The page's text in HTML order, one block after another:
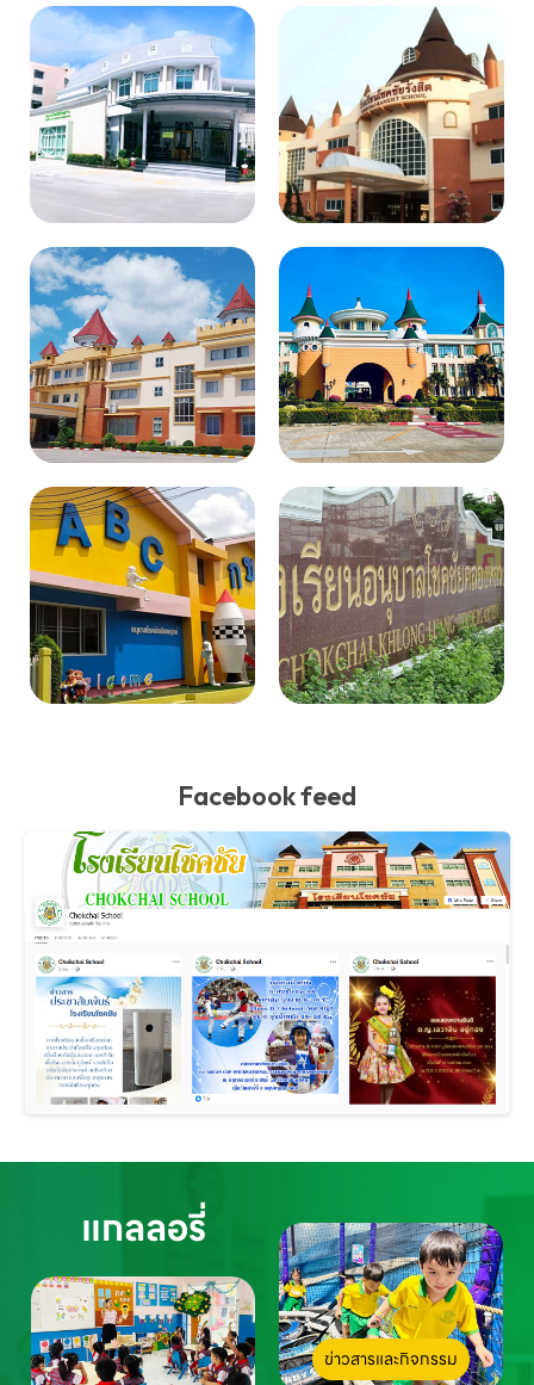
Facebook feed
แกลลอรี่
ข่าวสารและกิจกรรม